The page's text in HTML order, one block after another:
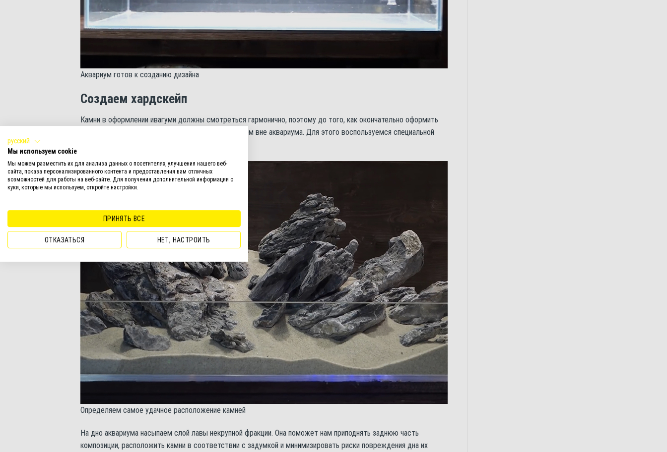
Аквариум готов к созданию дизайна
Создаем хардскейп
Камни в оформлении ивагуми должны смотреться гармонично, поэтому до того, как окончательно оформить
дизайн, лучше потренироваться с их расположением вне аквариума. Для этого воспользуемся специальной
Определяем самое удачное расположение камней
На дно аквариума насыпаем слой лавы некрупной фракции. Она поможет нам приподнять заднюю часть
композиции, расположить камни в соответствии с задумкой и минимизировать риски повреждения дна их
русский
Мы используем cookie
Мы можем разместить их для анализа данных о посетителях, улучшения нашего веб-
сайта, показа персонализированного контента и предоставления вам отличных
возможностей для работы на веб-сайте. Для получения дополнительной информации о
куки, которые мы используем, откройте настройки.
ПРИНЯТЬ ВСЕ
ОТКАЗАТЬСЯ НЕТ, НАСТРОИТЬ